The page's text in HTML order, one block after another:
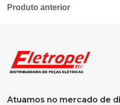
Produto anterior
Atuamos no mercado de